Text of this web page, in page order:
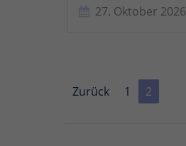
27. Oktober 2026
Zurück 1 2